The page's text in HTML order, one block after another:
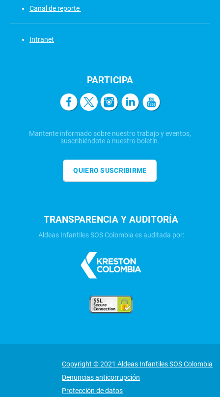
Canal de reporte
Intranet
PARTICIPA
Mantente informado sobre nuestro trabajo y eventos,
suscribiéndote a nuestro boletín.
QUIERO SUSCRIBIRME
TRANSPARENCIA Y AUDITORÍA
Aldeas Infantiles SOS Colombia es auditada por:
Copyright © 2021 Aldeas Infantiles SOS Colombia
Denuncias anticorrupción
Protección de datos